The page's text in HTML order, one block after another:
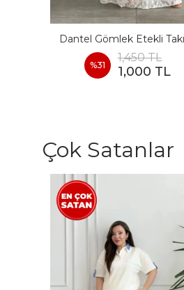
Dantel Gömlek Etekli
%31
1,450 TL
1,000 TL
Çok Satanlar